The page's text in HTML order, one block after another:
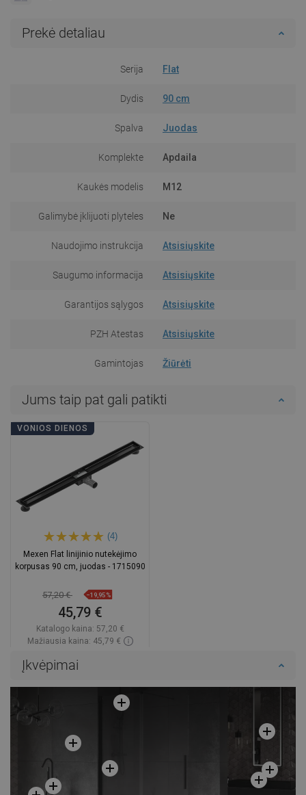
Prekė detaliau
Serija Flat
Dydis 90 cm
Spalva Juodas
Komplekte Apdaila
Kaukės modelis M12
Galimybė įklijuoti plyteles Ne
Naudojimo instrukcija Atsisiųskite
Saugumo informacija Atsisiųskite
Garantijos sąlygos Atsisiųskite
PZH Atestas Atsisiųskite
Gamintojas Žiūrėti
Jums taip pat gali patikti
VONIOS DIENOS
(4)
Mexen Flat linijinio nutekėjimo
korpusas 90 cm, juodas - 1715090
57,20 € −19,95%
45,79 €
Katalogo kaina: 57,20 €
Mažiausia kaina: 45,79 €
Mėgstami
Įkvėpimai